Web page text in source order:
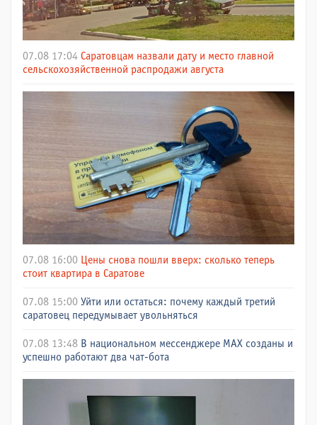
07.08 17:04 Саратовцам назвали дату и место главной
сельскохозяйственной распродажи августа
07.08 16:00 Цены снова пошли вверх: сколько теперь
стоит квартира в Саратове
07.08 15:00 Уйти или остаться: почему каждый третий
саратовец передумывает увольняться
07.08 13:48 В национальном мессенджере МАХ созданы и
успешно работают два чат-бота